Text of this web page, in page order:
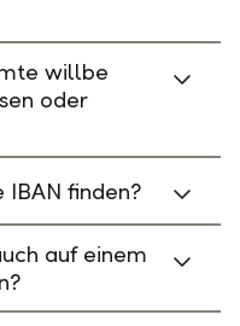
willbe
oder
finden?
auf einem